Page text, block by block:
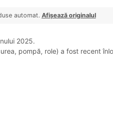
automat. Afișează originalul
2025.
pompă, role) a fost recent